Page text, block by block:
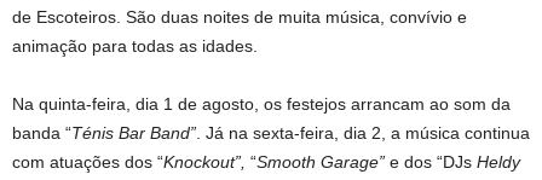
de Escoteiros. São duas noites de muita música, convívio e
animação para todas as idades.
Na quinta-feira, dia 1 de agosto, os festejos arrancam ao som da
banda “Ténis Bar Band”. Já na sexta-feira, dia 2, a música continua
com atuações dos “Knockout”, “Smooth Garage” e dos “DJs Heldy